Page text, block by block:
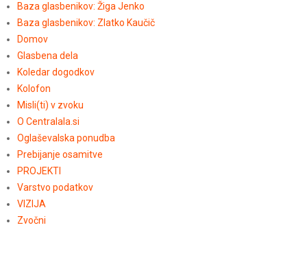
Baza glasbenikov: Žiga Jenko
Baza glasbenikov: Zlatko Kaučič
Domov
Glasbena dela
Koledar dogodkov
Kolofon
Misli(ti) v zvoku
O Centralala.si
Oglaševalska ponudba
Prebijanje osamitve
PROJEKTI
Varstvo podatkov
VIZIJA
Zvočni